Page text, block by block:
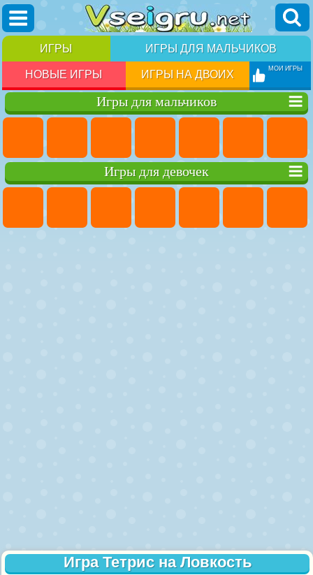
ИГРЫ ИГРЫ ДЛЯ МАЛЬЧИКОВ
НОВЫЕ ИГРЫ ИГРЫ НА ДВОИХ МОИ ИГРЫ
Игры для мальчиков
Игры для девочек
Игра Тетрис на Ловкость